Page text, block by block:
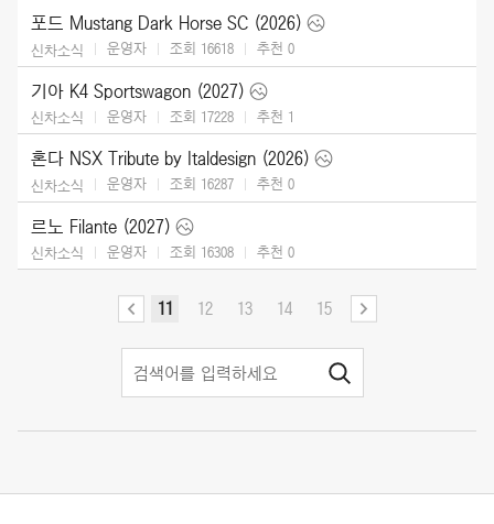
포드 Mustang Dark Horse SC (2026)
신차소식 운영자 조회 16618 추천 0
기아 K4 Sportswagon (2027)
신차소식 운영자 조회 17228 추천 1
혼다 NSX Tribute by Italdesign (2026)
신차소식 운영자 조회 16287 추천 0
르노 Filante (2027)
신차소식 운영자 조회 16308 추천 0
11 12 13 14 15